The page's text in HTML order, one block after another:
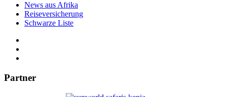
News aus Afrika
Reiseversicherung
Schwarze Liste
Partner